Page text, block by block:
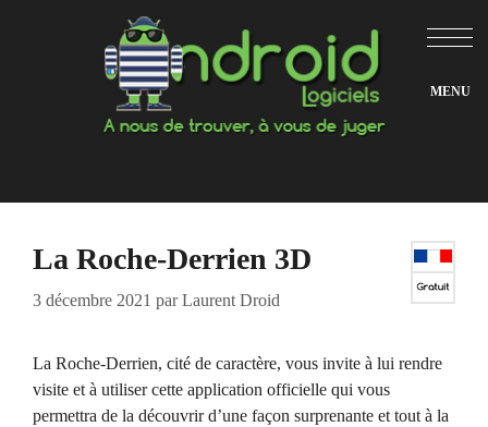
La Roche-Derrien 3D
3 décembre 2021 parLaurent Droid
La Roche-Derrien, cité de caractère, vous invite à lui rendre
visite et à utiliser cette application officielle qui vous
permettra de la découvrir d’une façon surprenante et tout à la